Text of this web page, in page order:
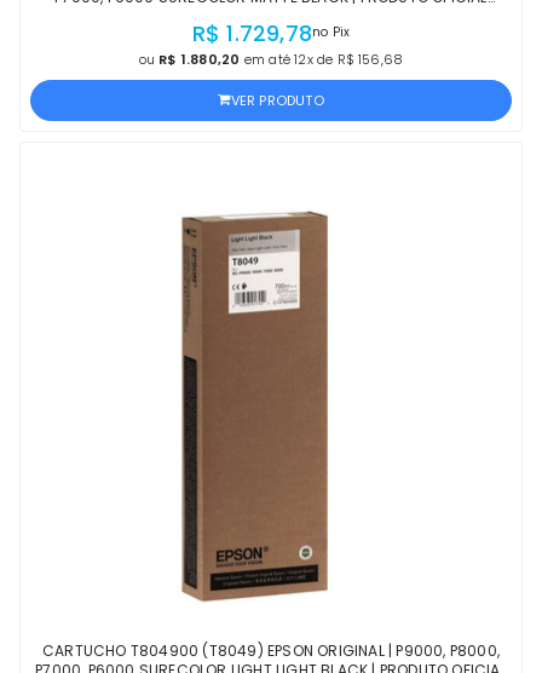
R$ 1.729,78no Pix
ou R$ 1.880,20 em até 12x de R$ 156,68
VER PRODUTO
CARTUCHO T804900 (T8049) EPSON ORIGINAL | P9000, P8000,